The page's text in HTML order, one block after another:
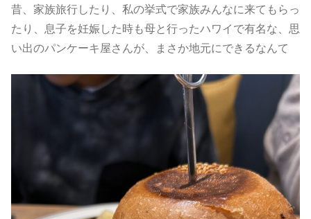
昔、家族旅行したり、私の挙式で家族みんなに来てもらっ
たり、息子を妊娠した時も母と行ったハワイで有名な、思
い出のパンケーキ屋さんが、まさか地元にできるなんて